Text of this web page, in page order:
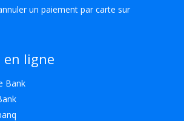
un paiement par carte sur
en ligne
Bank